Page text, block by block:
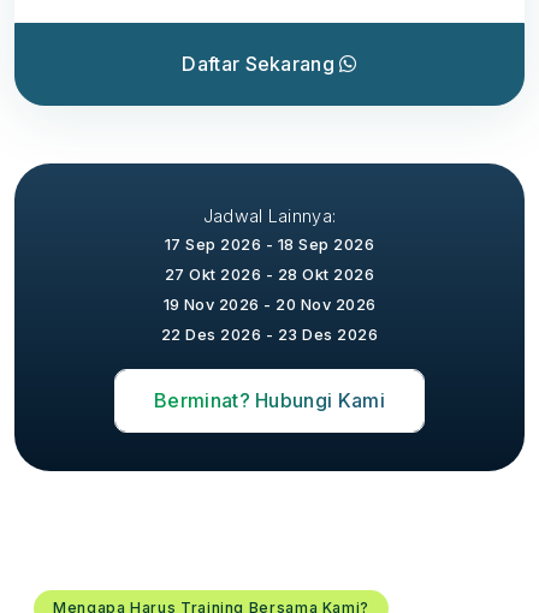
Daftar Sekarang
Jadwal Lainnya:
17 Sep 2026 - 18 Sep 2026
27 Okt 2026 - 28 Okt 2026
19 Nov 2026 - 20 Nov 2026
22 Des 2026 - 23 Des 2026
Berminat? Hubungi Kami
Mengapa Harus Training Bersama Kami?